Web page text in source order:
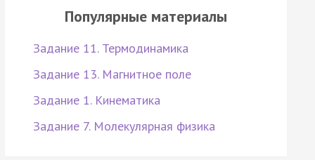
Популярные материалы
Задание 11. Термодинамика
Задание 13. Магнитное поле
Задание 1. Кинематика
Задание 7. Молекулярная физика